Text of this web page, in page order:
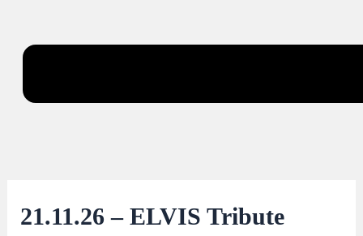
21.11.26 – ELVIS Tribute